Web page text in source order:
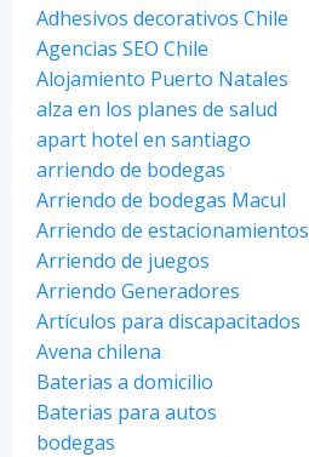
Adhesivos decorativos Chile
Agencias SEO Chile
Alojamiento Puerto Natales
alza en los planes de salud
apart hotel en santiago
arriendo de bodegas
Arriendo de bodegas Macul
Arriendo de estacionamientos
Arriendo de juegos
Arriendo Generadores
Artículos para discapacitados
Avena chilena
Baterias a domicilio
Baterias para autos
bodegas